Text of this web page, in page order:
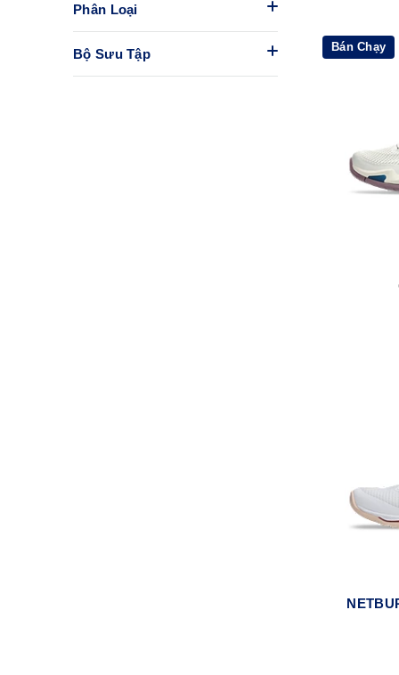
Phân Loại
Bộ Sưu Tập Bán Chạy